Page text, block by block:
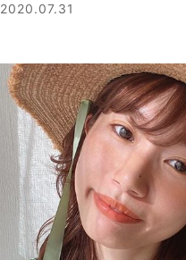
2020.07.31